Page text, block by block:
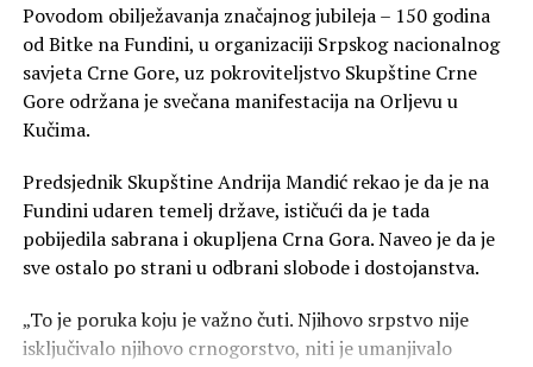
Povodom obilježavanja značajnog jubileja – 150 godina
od Bitke na Fundini, u organizaciji Srpskog nacionalnog
savjeta Crne Gore, uz pokroviteljstvo Skupštine Crne
Gore održana je svečana manifestacija na Orljevu u
Kučima.
Predsjednik Skupštine Andrija Mandić rekao je da je na
Fundini udaren temelj države, ističući da je tada
pobijedila sabrana i okupljena Crna Gora. Naveo je da je
sve ostalo po strani u odbrani slobode i dostojanstva.
„To je poruka koju je važno čuti. Njihovo srpstvo nije
isključivalo njihovo crnogorstvo, niti je umanjivalo